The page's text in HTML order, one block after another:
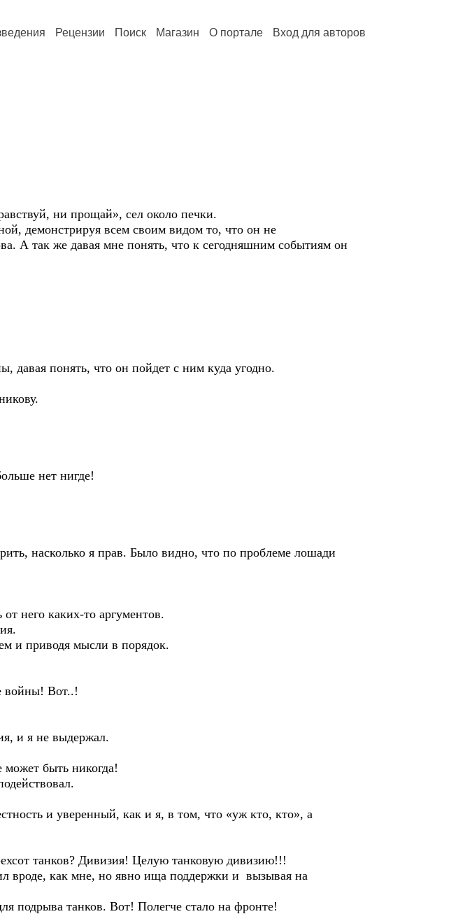
Рецензии Поиск Магазин О портале Вход для авторов
ни прощай», сел около печки.
демонстрируя всем своим видом то, что он не
А так же давая мне понять, что к сегодняшним событиям он
понять, что он пойдет с ним куда угодно.
нет нигде!
насколько я прав. Было видно, что по проблеме лошади
него каких-то аргументов.
и приводя мысли в порядок.
Вот..!
и я не выдержал.
быть никогда!
и уверенный, как и я, в том, что «уж кто, кто», а
танков? Дивизия! Целую танковую дивизию!!!
как мне, но явно ища поддержки и вызывая на
танков. Вот! Полегче стало на фронте!